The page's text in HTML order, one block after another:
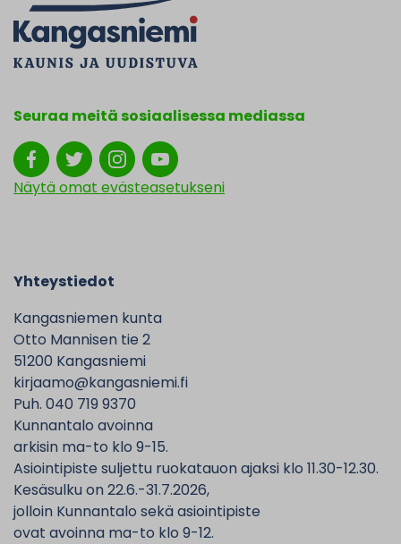
Seuraa meitä sosiaalisessa mediassa
Näytä omat evästeasetukseni
Yhteystiedot
Kangasniemen kunta
Otto Mannisen tie 2
51200 Kangasniemi
kirjaamo@kangasniemi.fi
Puh. 040 719 9370
Kunnantalo avoinna
arkisin ma-to klo 9-15.
Asiointipiste suljettu ruokatauon ajaksi klo 11.30-12.30.
Kesäsulku on 22.6.-31.7.2026,
jolloin Kunnantalo sekä asiointipiste
ovat avoinna ma-to klo 9-12.